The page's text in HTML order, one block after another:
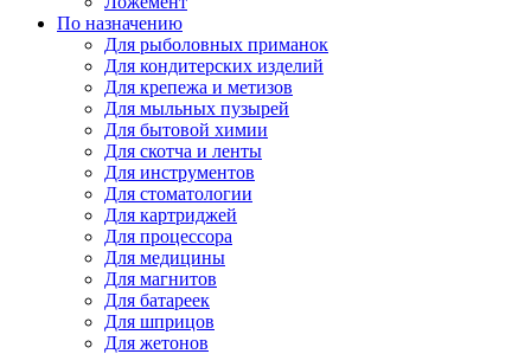
По назначению
Для рыболовных приманок
Для кондитерских изделий
Для крепежа и метизов
Для мыльных пузырей
Для бытовой химии
Для скотча и ленты
Для инструментов
Для стоматологии
Для картриджей
Для процессора
Для медицины
Для магнитов
Для батареек
Для шприцов
Для жетонов